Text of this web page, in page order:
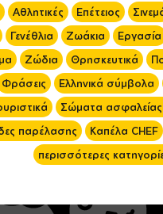
Αθλητικές Επέτειος
Γενέθλια Ζωάκια Εργασία
Ζώδια Θρησκευτικά
Φράσεις Ελληνικά σύμβολα
Σώματα
παρέλασης
Καπέλα CHEF
περισσότερες